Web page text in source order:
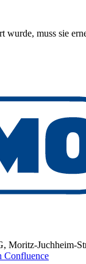
wurde, muss sie
Juchheim-
Confluence